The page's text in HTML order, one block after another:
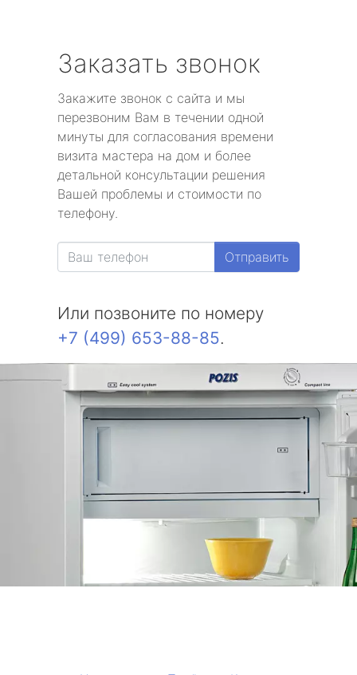
Заказать звонок
Закажите звонок с сайта и мы
перезвоним Вам в течении одной
минуты для согласования времени
визита мастера на дом и более
детальной консультации решения
Вашей проблемы и стоимости по
телефону.
Отправить
Или позвоните по номеру
+7 (499) 653-88-85.